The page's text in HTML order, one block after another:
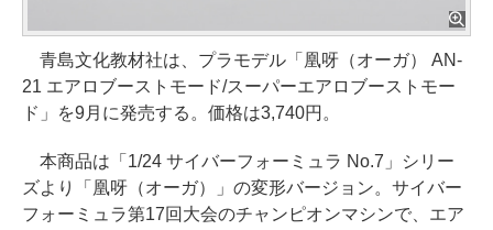
青島文化教材社は、プラモデル「凰呀（オーガ） AN-
21 エアロブーストモード/スーパーエアロブーストモー
ド」を9月に発売する。価格は3,740円。
本商品は「1/24 サイバーフォーミュラ No.7」シリー
ズより「凰呀（オーガ）」の変形バージョン。サイバー
フォーミュラ第17回大会のチャンピオンマシンで、エア